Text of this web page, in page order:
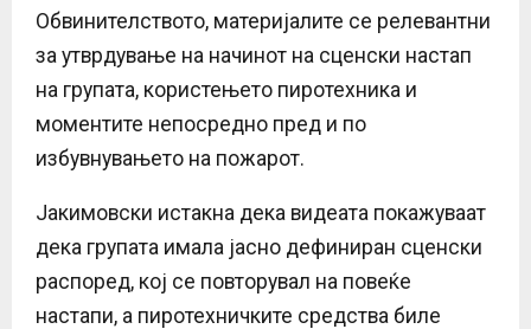
Обвинителството, материјалите се релевантни
за утврдување на начинот на сценски настап
на групата, користењето пиротехника и
моментите непосредно пред и по
избувнувањето на пожарот.
Јакимовски истакна дека видеата покажуваат
дека групата имала јасно дефиниран сценски
распоред, кој се повторувал на повеќе
настапи, а пиротехничките средства биле